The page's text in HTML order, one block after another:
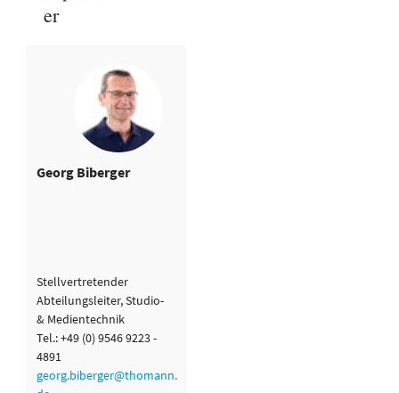
er
Georg Biberger
Stellvertretender
Abteilungsleiter, Studio-
& Medientechnik
Tel.: +49 (0) 9546 9223 -
4891
georg.biberger@thomann.